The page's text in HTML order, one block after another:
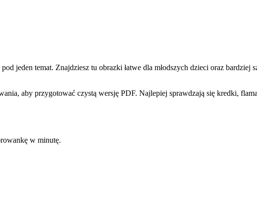
jeden temat. Znajdziesz tu obrazki łatwe dla młodszych dzieci oraz bardziej
aby przygotować czystą wersję PDF. Najlepiej sprawdzają się kredki,
w minutę.